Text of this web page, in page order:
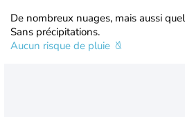
De nombreux nuages, mais aussi
Sans précipitations.
Aucun risque de pluie